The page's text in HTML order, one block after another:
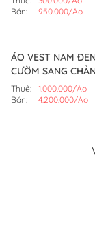
Bán:
950.000/Áo
ÁO VEST NAM
CƯỜM SANG
Thuê:
1.000.000/Áo
Bán:
4.200.000/Áo